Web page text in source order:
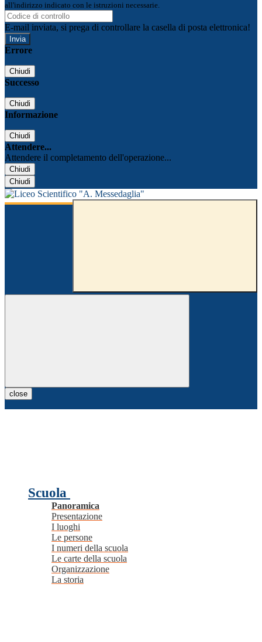
all'indirizzo indicato con le istruzioni necessarie.
E-mail inviata, si prega di controllare la casella di posta elettronica!
Errore
Chiudi
Successo
Chiudi
Informazione
Chiudi
Attendere...
Attendere il completamento dell'operazione...
Chiudi
Chiudi
close
Scuola
Panoramica
Presentazione
I luoghi
Le persone
I numeri della scuola
Le carte della scuola
Organizzazione
La storia